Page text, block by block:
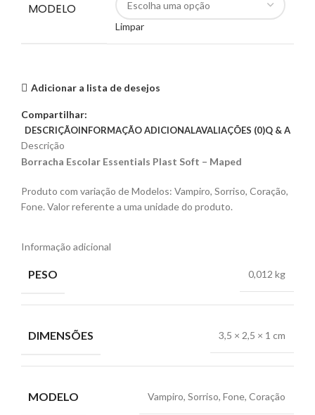
MODELO
Limpar
Adicionar a lista de desejos
Compartilhar:
DESCRIÇÃOINFORMAÇÃO ADICIONALAVALIAÇÕES (0)Q & A
Descrição
Borracha Escolar Essentials Plast Soft – Maped
Produto com variação de Modelos: Vampiro, Sorriso, Coração,
Fone. Valor referente a uma unidade do produto.
Informação adicional
PESO 0,012 kg
DIMENSÕES 3,5 × 2,5 × 1 cm
MODELO Vampiro, Sorriso, Fone, Coração